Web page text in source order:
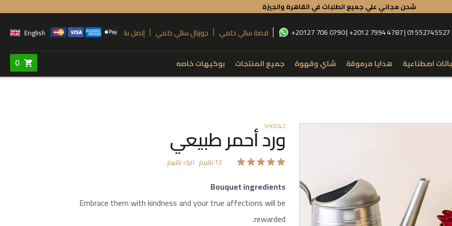
شحن مجاني علي جميع الطلبات في القاهرة والجيزة
+20127 706 0790 | +2012 7994 4787 | قصة سالي حلمي جورنال سالي حلمي إتصل بنا English
Roses
Spider
Eucalyptus
Anthurium
Kalla
Baby Flowers
Hand Bouquet
Glass Vase
Porcelain Vase
اصطناعية هدايا مرموقة شاي وقهوة جميع المنتجات بوكيهات خاصه 0
SH0042
ورد أحمر طبيعي
12تقييم اترك تقييم
Bouquet ingredients
Embrace them with kindness and your true affections will be
rewarded.